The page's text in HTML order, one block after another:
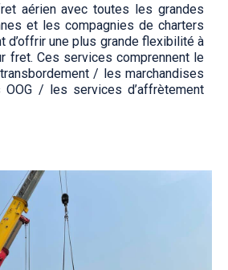
aérien avec toutes les grandes
et les compagnies de charters
d’offrir une plus grande flexibilité à
fret. Ces services comprennent le
/ les marchandises
/ les services d’affrètement